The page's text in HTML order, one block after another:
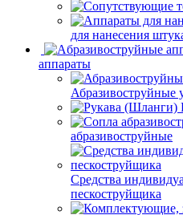
для нанесения
аппараты
Абразивоструйные
абразивоструйные
Средства
пескоструйщика